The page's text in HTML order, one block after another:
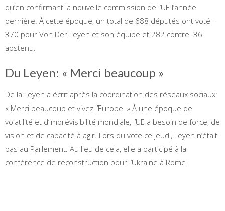
qu’en confirmant la nouvelle commission de l’UE l’année
dernière. À cette époque, un total de 688 députés ont voté –
370 pour Von Der Leyen et son équipe et 282 contre. 36
abstenu.
Du Leyen: « Merci beaucoup »
De la Leyen a écrit après la coordination des réseaux sociaux:
« Merci beaucoup et vivez l’Europe. » À une époque de
volatilité et d’imprévisibilité mondiale, l’UE a besoin de force, de
vision et de capacité à agir. Lors du vote ce jeudi, Leyen n’était
pas au Parlement. Au lieu de cela, elle a participé à la
conférence de reconstruction pour l’Ukraine à Rome.